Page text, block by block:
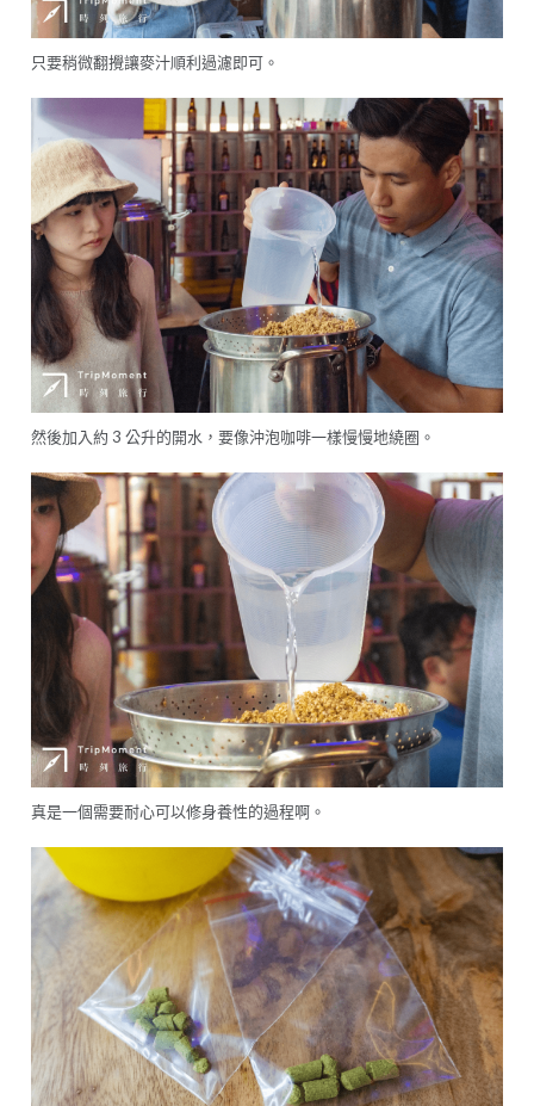
只要稍微翻攪讓麥汁順利過濾即可。
然後加入約 3 公升的開水，要像沖泡咖啡一樣慢慢地繞圈。
真是一個需要耐心可以修身養性的過程啊。